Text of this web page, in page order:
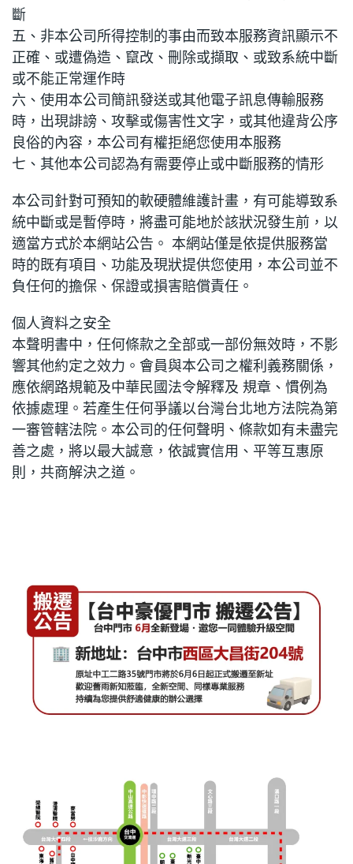
斷
五、非本公司所得控制的事由而致本服務資訊顯示不
正確、或遭偽造、竄改、刪除或擷取、或致系統中斷
或不能正常運作時
六、使用本公司簡訊發送或其他電子訊息傳輸服務
時，出現誹謗、攻擊或傷害性文字，或其他違背公序
良俗的內容，本公司有權拒絕您使用本服務
七、其他本公司認為有需要停止或中斷服務的情形
本公司針對可預知的軟硬體維護計畫，有可能導致系
統中斷或是暫停時，將盡可能地於該狀況發生前，以
適當方式於本網站公告。 本網站僅是依提供服務當
時的既有項目、功能及現狀提供您使用，本公司並不
負任何的擔保、保證或損害賠償責任。
個人資料之安全
本聲明書中，任何條款之全部或一部份無效時，不影
響其他約定之效力。會員與本公司之權利義務關係，
應依網路規範及中華民國法令解釋及 規章、慣例為
依據處理。若產生任何爭議以台灣台北地方法院為第
一審管轄法院。本公司的任何聲明、條款如有未盡完
善之處，將以最大誠意，依誠實信用、平等互惠原
則，共商解決之道。